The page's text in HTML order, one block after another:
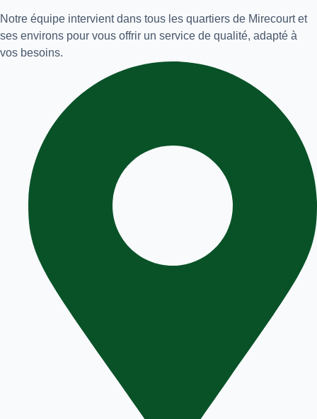
Notre équipe intervient dans tous les quartiers de Mirecourt et
ses environs pour vous offrir un service de qualité, adapté à
vos besoins.